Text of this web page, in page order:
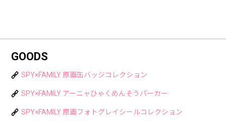
GOODS
SPY×FAMILY 原画缶バッジコレクション
SPY×FAMILY アーニャひゃくめんそうパーカー
SPY×FAMILY 原画フォトグレイシールコレクション